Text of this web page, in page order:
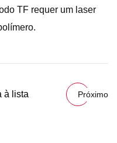
TF requer um laser
à lista Próximo